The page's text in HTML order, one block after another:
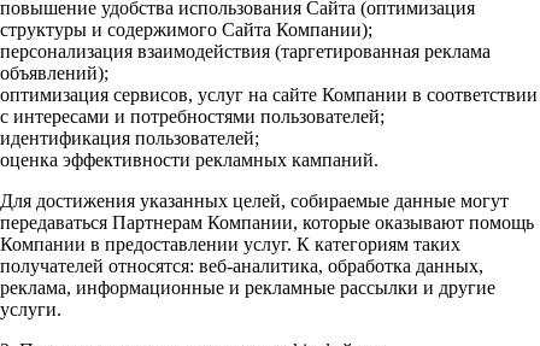
повышение удобства использования Сайта (оптимизация
структуры и содержимого Сайта Компании);
персонализация взаимодействия (таргетированная реклама
объявлений);
оптимизация сервисов, услуг на сайте Компании в соответствии
с интересами и потребностями пользователей;
идентификация пользователей;
оценка эффективности рекламных кампаний.
Для достижения указанных целей, собираемые данные могут
передаваться Партнерам Компании, которые оказывают помощь
Компании в предоставлении услуг. К категориям таких
получателей относятся: веб-аналитика, обработка данных,
реклама, информационные и рекламные рассылки и другие
услуги.